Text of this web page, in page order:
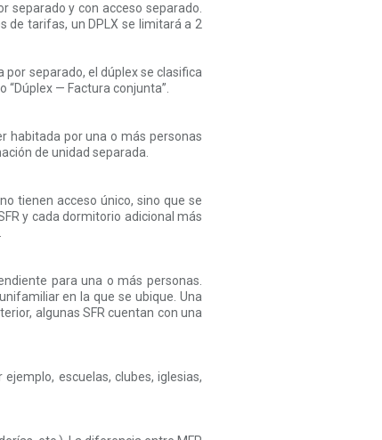
separado y con acceso separado.
de tarifas, un DPLX se limitará a 2
separado, el dúplex se clasifica
— Factura conjunta”.
habitada por una o más personas
de unidad separada.
tienen acceso único, sino que se
y cada dormitorio adicional más
para una o más personas.
en la que se ubique. Una
algunas SFR cuentan con una
escuelas, clubes, iglesias,